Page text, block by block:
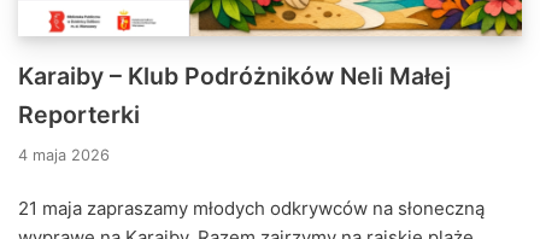
Karaiby – Klub Podróżników Neli Małej
Reporterki
4 maja 2026
21 maja zapraszamy młodych odkrywców na słoneczną